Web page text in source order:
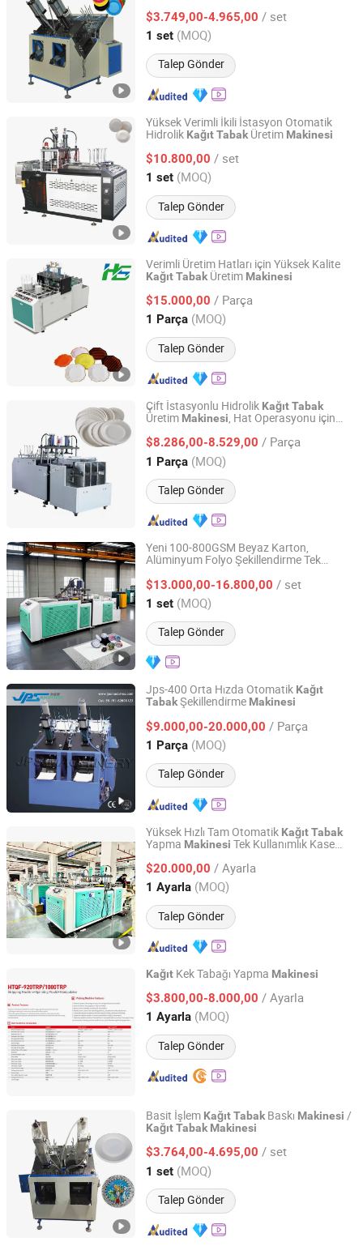
$3.749,00-4.965,00 / set
1 set (MOQ)
Talep Gönder
Henan, China Fiyat 2014
Yüksek Verimli İkili İstasyon Otomatik
Hidrolik KağıtTabak Üretim Makinesi
$10.800,00 / set
1 set (MOQ)
Talep Gönder
Fuzhou Machbox I&E Co., Ltd
Fujian, China Fiyat 2024
Verimli Üretim Hatları için Yüksek Kalite
KağıtTabakÜretim Makinesi
$15.000,00 / Parça
1 Parça (MOQ)
Talep Gönder
Wenzhou Hongshuo Machinery Co., Ltd.
Zhejiang, China Fiyat 2024
Çift İstasyonlu Hidrolik KağıtTabak
Üretim Makinesi, Hat Operasyonu için
$8.286,00-8.529,00 / Parça
1 Parça (MOQ)
Talep Gönder
Zhengzhou Allraise Company Ltd.
Henan, China Fiyat 2023
Yeni 100-800GSM Beyaz Karton,
Alüminyum Folyo Şekillendirme Tek
$13.000,00-16.800,00 / set
1 set (MOQ)
Talep Gönder
Good Choice Machinery Co., Ltd
Jiangsu, China Fiyat 2024
Jps-400 Orta Hızda Otomatik Kağıt
TabakŞekillendirme Makinesi
$9.000,00-20.000,00 / Parça
1 Parça (MOQ)
Talep Gönder
Kunshan Jiapusi Machinery Co., Ltd.
Jiangsu, China Fiyat 2014
Yüksek Hızlı Tam Otomatik KağıtTabak
Yapma Makinesi Tek Kullanımlık Kase
$20.000,00 / Ayarla
1 Ayarla (MOQ)
Talep Gönder
Shandong Hongbo Packaging Technology Co., Ltd
Shandong, China Fiyat 2025
Kağıt Kek Tabağı Yapma Makinesi
$3.800,00-8.000,00 / Ayarla
1 Ayarla (MOQ)
Talep Gönder
Wenzhou Qianding Mechanical Technology Co., Ltd.
Zhejiang, China Fiyat 2018
Basit İşlem KağıtTabakBaskı Makinesi /
KağıtTabak Makinesi
$3.764,00-4.695,00 / set
1 set (MOQ)
Talep Gönder
Zhengzhou Hento Machinery Co., Ltd.
Henan, China Fiyat 2014